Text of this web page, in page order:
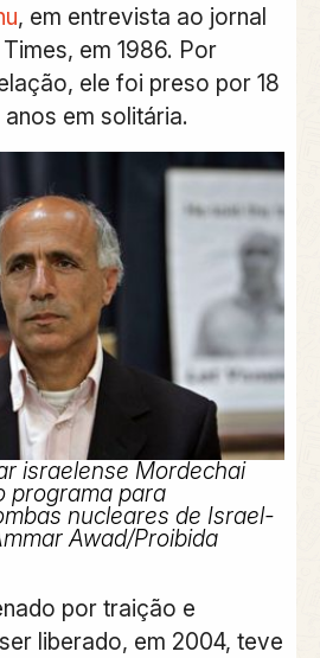
, em entrevista ao jornal
em 1986. Por
ele foi preso por 18
anos em solitária.
israelense Mordechai
programa para
nucleares de Israel-
Awad/Proibida
por traição e
liberado, em 2004, teve